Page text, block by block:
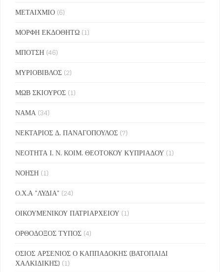
ΜΕΤΑΙΧΜΙΟ (6)
ΜΟΡΦΗ ΕΚΔΟΘΗΤΩ (1)
ΜΠΟΤΣΗ (46)
ΜΥΡΙΟΒΙΒΛΟΣ (2)
ΜΩΒ ΣΚΙΟΥΡΟΣ (1)
ΝΑΜΑ (34)
ΝΕΚΤΑΡΙΟΣ Δ. ΠΑΝΑΓΟΠΟΥΛΟΣ (7)
ΝΕΟΤΗΤΑ Ι. Ν. ΚΟΙΜ. ΘΕΟΤΟΚΟΥ ΚΥΠΡΙΑΔΟΥ (1)
ΝΟΗΣΗ (1)
Ο.Χ.Α "ΛΥΔΙΑ" (24)
ΟΙΚΟΥΜΕΝΙΚΟΥ ΠΑΤΡΙΑΡΧΕΙΟΥ (1)
ΟΡΘΟΔΟΞΟΣ ΤΥΠΟΣ (4)
ΟΣΙΟΣ ΑΡΣΕΝΙΟΣ Ο ΚΑΠΠΑΔΟΚΗΣ (ΒΑΤΟΠΑΙΔΙ
ΧΑΛΚΙΔΙΚΗΣ) (1)